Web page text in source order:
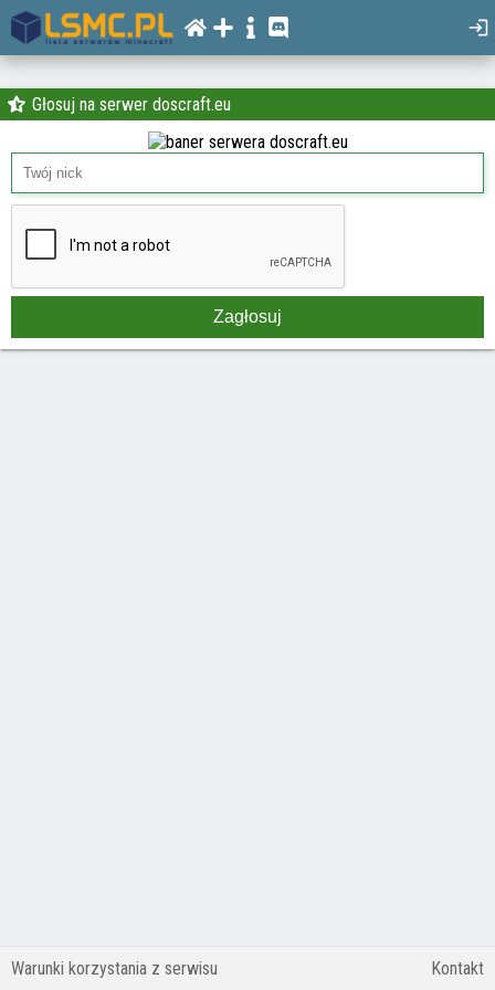
Głosuj na serwer doscraft.eu
Zagłosuj
Warunki korzystania z serwisu Kontakt